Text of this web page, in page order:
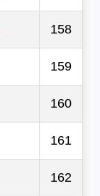
158
159
160
161
162